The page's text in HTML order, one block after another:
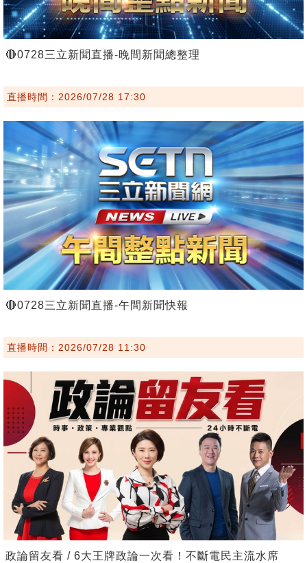
🔴0728三立新聞直播-晚間新聞總整理
直播時間：2026/07/28 17:30
🔴0728三立新聞直播-午間新聞快報
直播時間：2026/07/28 11:30
政論留友看 / 6大王牌政論一次看！不斷電民主流水席